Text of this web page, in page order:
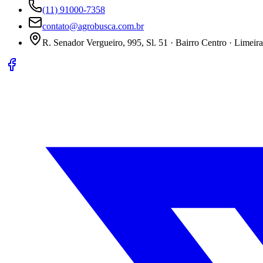
(11) 91000-7358
contato@agrobusca.com.br
R. Senador Vergueiro, 995, Sl. 51 · Bairro Centro ·